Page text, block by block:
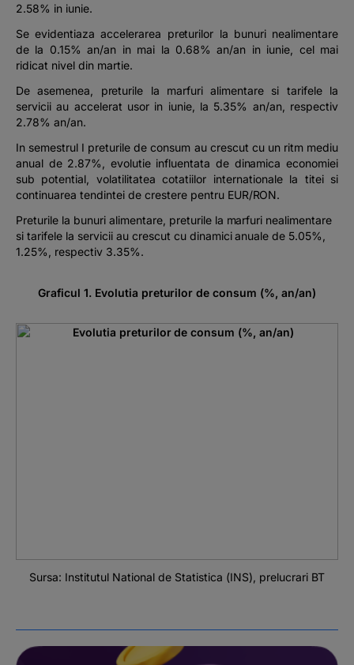
2.58% in iunie.
Se evidentiaza accelerarea preturilor la bunuri nealimentare
de la 0.15% an/an in mai la 0.68% an/an in iunie, cel mai
ridicat nivel din martie.
De asemenea, preturile la marfuri alimentare si tarifele la
servicii au accelerat usor in iunie, la 5.35% an/an, respectiv
2.78% an/an.
In semestrul I preturile de consum au crescut cu un ritm mediu
anual de 2.87%, evolutie influentata de dinamica economiei
sub potential, volatilitatea cotatiilor internationale la titei si
continuarea tendintei de crestere pentru EUR/RON.
Preturile la bunuri alimentare, preturile la marfuri nealimentare
si tarifele la servicii au crescut cu dinamici anuale de 5.05%,
1.25%, respectiv 3.35%.
Graficul 1. Evolutia preturilor de consum (%, an/an)
Sursa: Institutul National de Statistica (INS), prelucrari BT